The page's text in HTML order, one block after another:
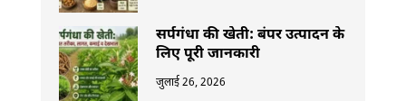
सर्पगंधा की खेती: बंपर उत्पादन के
लिए पूरी जानकारी
जुलाई 26, 2026